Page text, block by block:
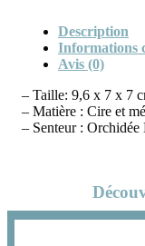
Description
Informations
Avis (0)
– Taille: 9,6 x 7 x 7
– Matière : Cire et
– Senteur : Orchidée